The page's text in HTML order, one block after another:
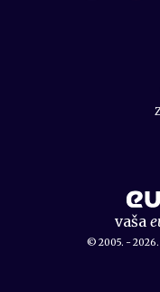
vaša
© 2005. - 2026.